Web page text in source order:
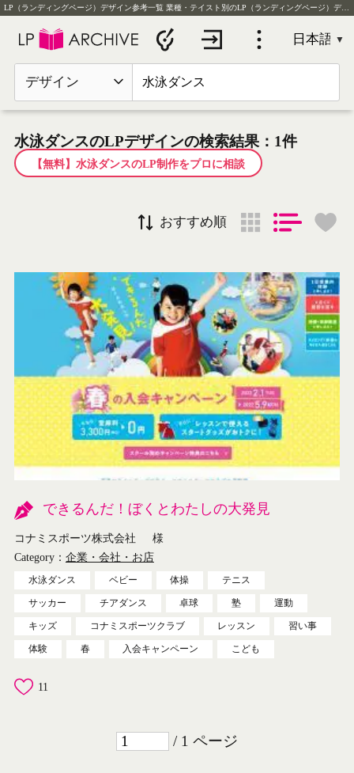
LP（ランディングページ）デザイン参考一覧 業種・テイスト別のLP（ランディングページ）デザイン実例を毎日更新
デザイン
水泳ダンスのLPデザインの検索結果：1件
【無料】水泳ダンスのLP制作をプロに相談
おすすめ順
できるんだ！ぼくとわたしの大発見
コナミスポーツ株式会社
様
Category： 企業・会社・お店
水泳ダンス ベビー 体操 テニス
サッカー チアダンス 卓球 塾 運動
キッズ コナミスポーツクラブ レッスン 習い事
体験 春 入会キャンペーン こども
11
/ 1 ページ